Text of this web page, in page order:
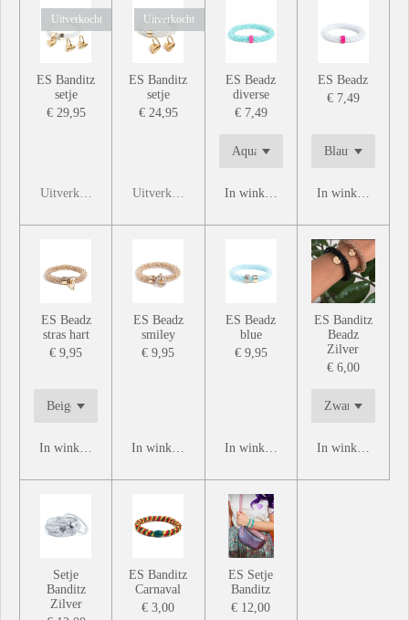
Uitverkocht
ES Banditz
setje
€ 29,95
Uitverkocht
Uitverkocht
ES Banditz
setje
€ 24,95
Uitverkocht
ES Beadz
diverse
€ 7,49
In winkelwagen
ES Beadz
€ 7,49
In winkelwagen
ES Beadz
stras hart
€ 9,95
In winkelwagen
ES Beadz
smiley
€ 9,95
In winkelwagen
ES Beadz
blue
€ 9,95
In winkelwagen
ES Banditz
Beadz
Zilver
€ 6,00
In winkelwagen
Setje
Banditz
Zilver
ES Banditz
Carnaval
€ 3,00
ES Setje
Banditz
€ 12,00